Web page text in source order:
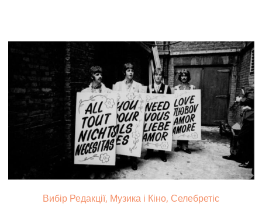
Вибір Редакції, Музика і Кіно,Селебретіс